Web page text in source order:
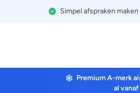
Simpel afspraken maken
Premium A-merk
al vanaf